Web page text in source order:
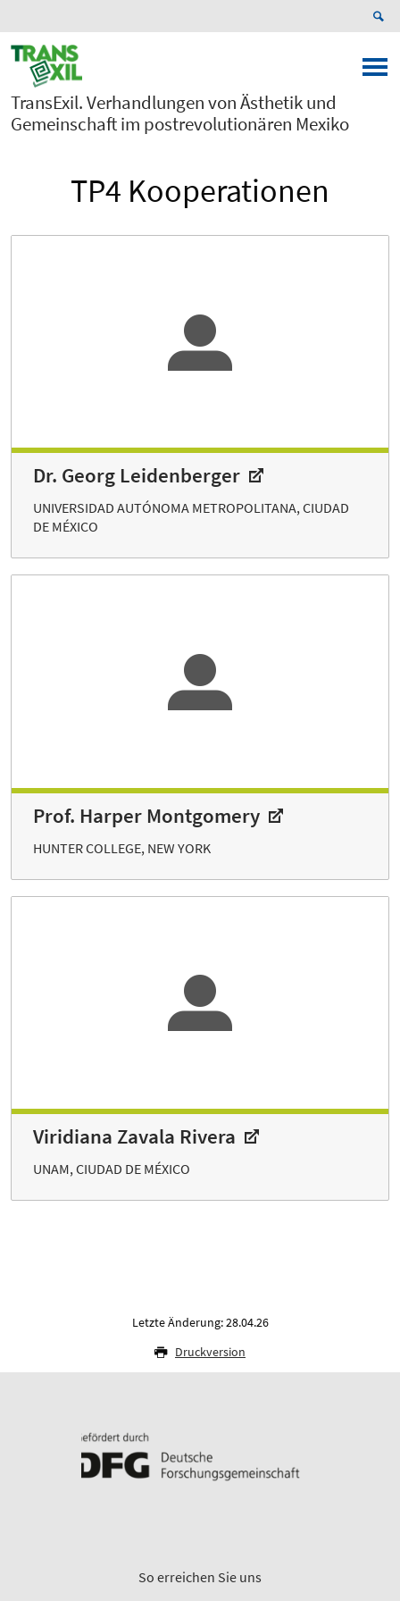
TransExil. Verhandlungen von Ästhetik und
Gemeinschaft im postrevolutionären Mexiko
TP4 Kooperationen
Dr. Georg Leidenberger
UNIVERSIDAD AUTÓNOMA METROPOLITANA, CIUDAD
DE MÉXICO
Prof. Harper Montgomery
HUNTER COLLEGE, NEW YORK
Viridiana Zavala Rivera
UNAM, CIUDAD DE MÉXICO
Letzte Änderung: 28.04.26
Druckversion
So erreichen Sie uns